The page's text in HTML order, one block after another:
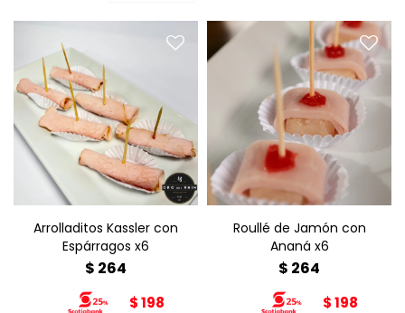
Arrolladitos Kassler con
Espárragos x6
Arrolladitos Kassler con
Espárragos x6
$ 264
$198
Roullé de Jamón con
Ananá x6
Roullé de Jamón con
Ananá x6
$ 264
$198